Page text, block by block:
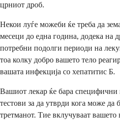
црниот дроб.
Некои луѓе можеби ќе треба да
месеци до една година, додека на
потребни подолги периоди на
тоа колку добро вашето тело
вашата инфекција со хепатитис Б.
Вашиот лекар ќе бара
тестови за да утврди кога може да
третманот. Тие вклучуваат